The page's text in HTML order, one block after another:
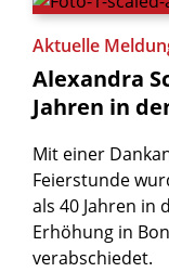
Aktuelle
Alexandra
Jahren in
Mit einer
Feierstunde
als 40 Jahren in
Erhöhung in
verabschiedet.